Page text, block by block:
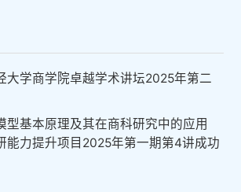
大学商学院卓越学术讲坛2025年第二
型基本原理及其在商科研究中的应用
能力提升项目2025年第一期第4讲成功